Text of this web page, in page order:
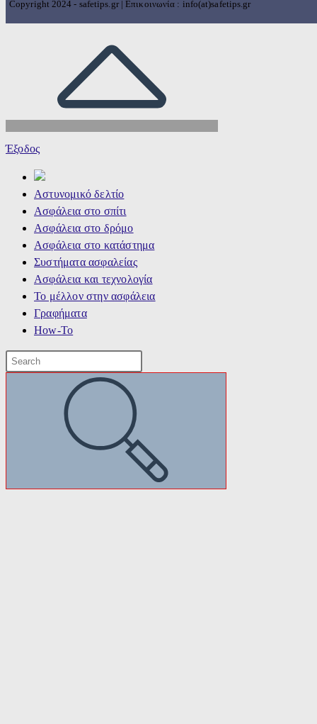
Copyright 2024 - safetips.gr | Επικοινωνία : info(at)safetips.gr
Έξοδος
Αστυνομικό δελτίο
Ασφάλεια στο σπίτι
Ασφάλεια στο δρόμο
Ασφάλεια στο κατάστημα
Συστήματα ασφαλείας
Ασφάλεια και τεχνολογία
Το μέλλον στην ασφάλεια
Γραφήματα
How-To